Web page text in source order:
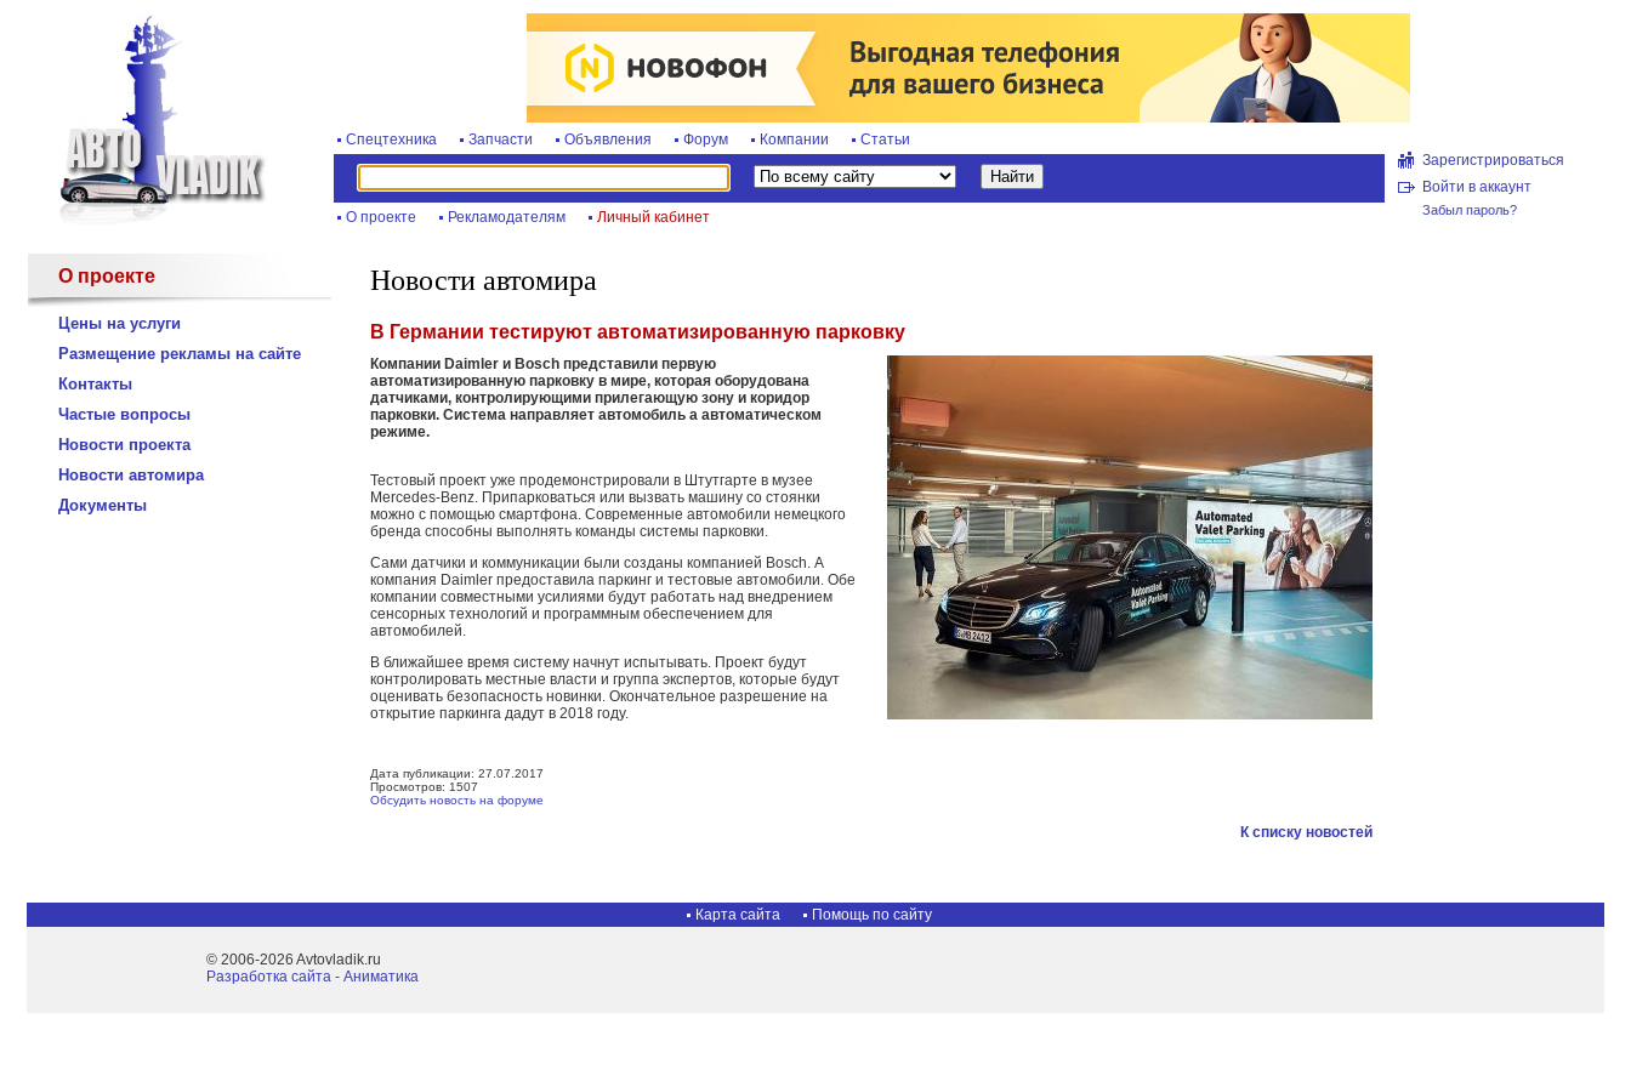
Спецтехника Запчасти Объявления Форум Компании Статьи
О проекте Рекламодателям Личный кабинет
Зарегистрироваться
Войти в аккаунт
Забыл пароль?
О проекте
Цены на услуги
Размещение рекламы на сайте
Контакты
Частые вопросы
Новости проекта
Новости автомира
Документы
Новости автомира
В Германии тестируют автоматизированную парковку
Компании Daimler и Bosch представили первую
автоматизированную парковку в мире, которая оборудована
датчиками, контролирующими прилегающую зону и коридор
парковки. Система направляет автомобиль а автоматическом
режиме.
Тестовый проект уже продемонстрировали в Штутгарте в музее
Mercedes-Benz. Припарковаться или вызвать машину со стоянки
можно с помощью смартфона. Современные автомобили немецкого
бренда способны выполнять команды системы парковки.
Сами датчики и коммуникации были созданы компанией Bosch. А
компания Daimler предоставила паркинг и тестовые автомобили. Обе
компании совместными усилиями будут работать над внедрением
сенсорных технологий и программным обеспечением для
автомобилей.
В ближайшее время систему начнут испытывать. Проект будут
контролировать местные власти и группа экспертов, которые будут
оценивать безопасность новинки. Окончательное разрешение на
открытие паркинга дадут в 2018 году.
Дата публикации: 27.07.2017
Просмотров: 1507
Обсудить новость на форуме
К списку новостей
Карта сайта Помощь по сайту
© 2006-2026 Avtovladik.ru
Разработка сайта - Aниматика